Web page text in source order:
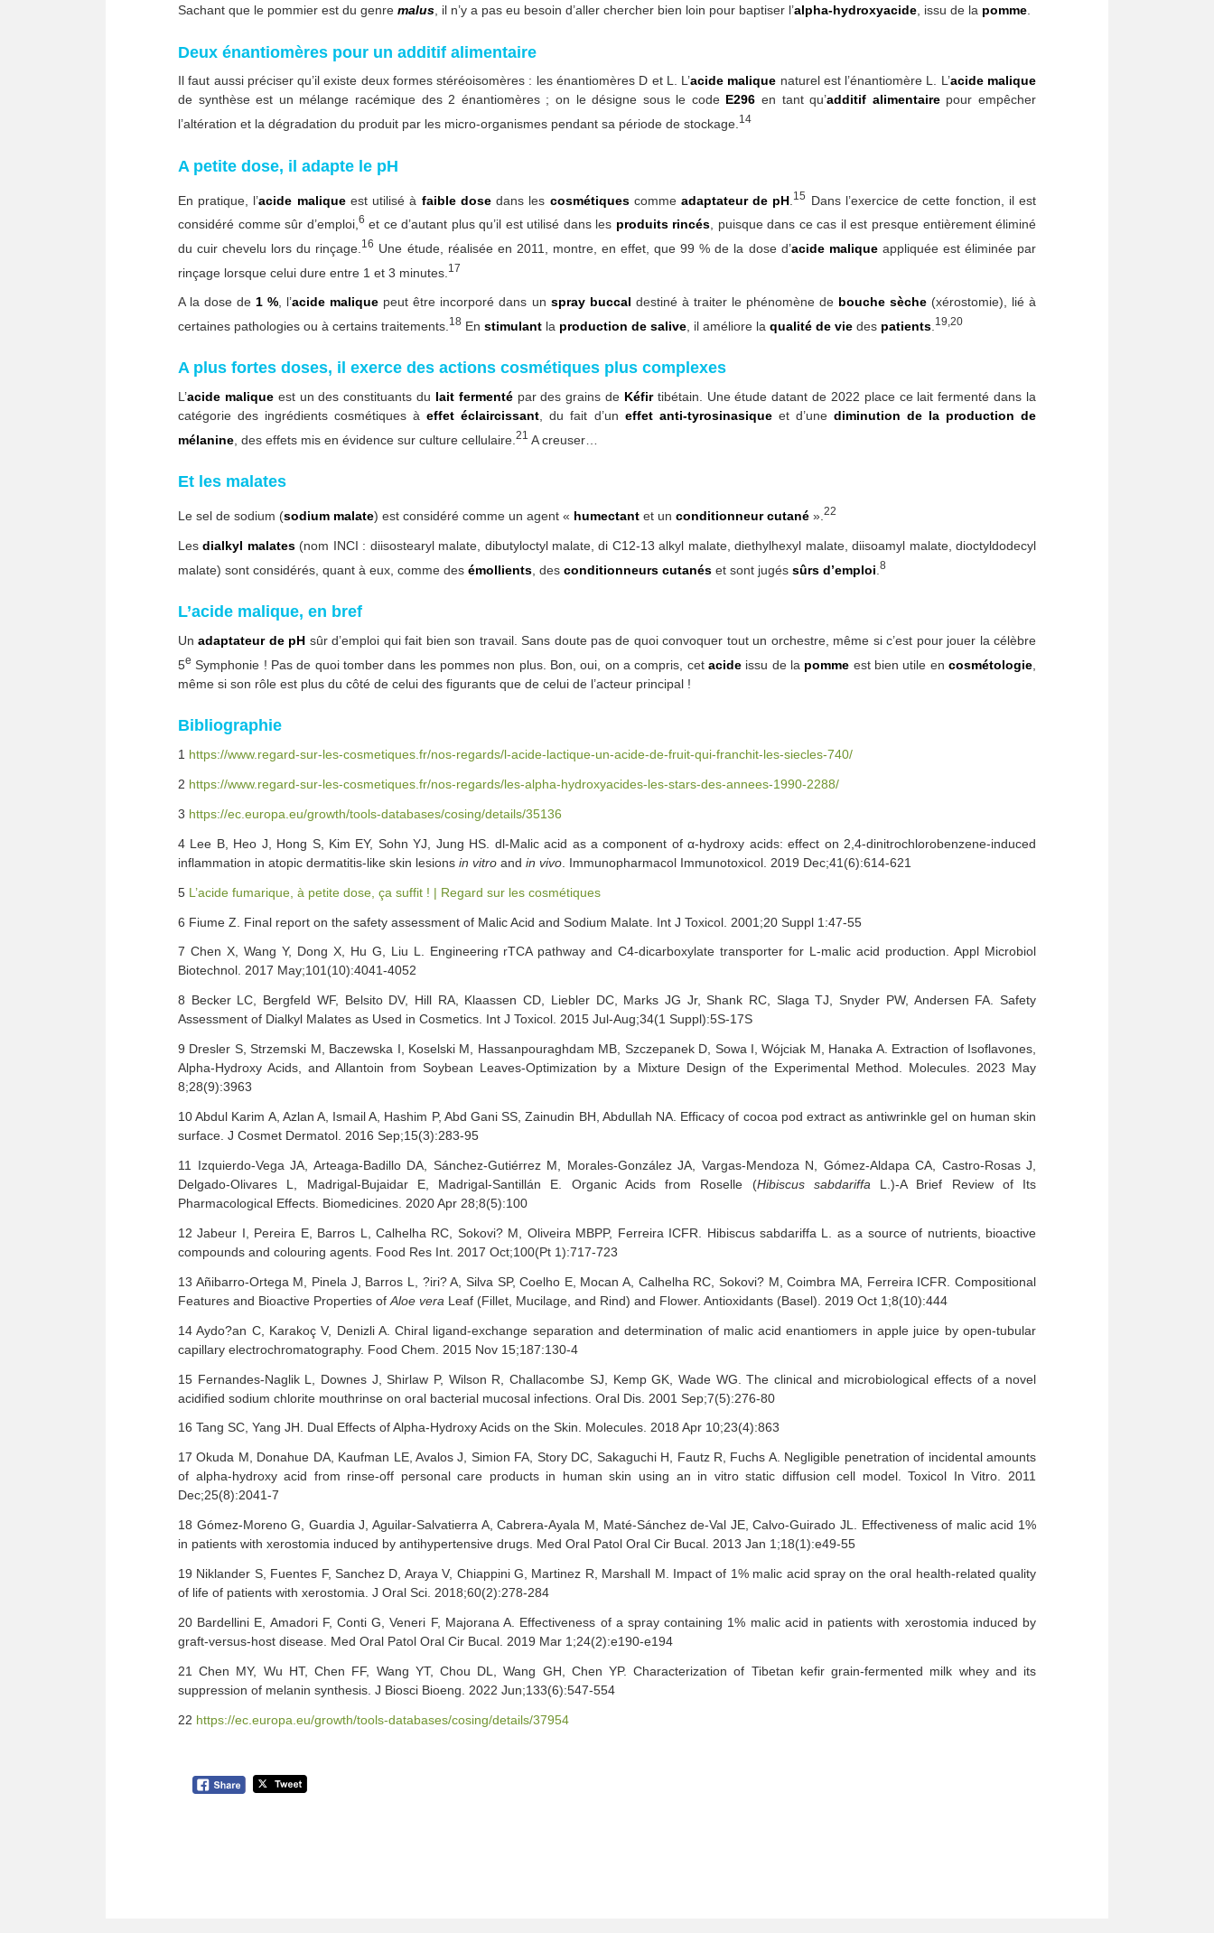
Sachant que le pommier est du genre malus , il n’y a pas eu besoin d’aller chercher bien loin pour baptiser l’alpha-hydroxyacide , issu de la pomme
Deux énantiomères pour un additif alimentaire
Il faut aussi préciser qu’il existe deux formes stéréoisomères : les énantiomères D et L. L’acide malique naturel est l’énantiomère L. L’acide malique
de synthèse est un mélange racémique des 2 énantiomères ; on le désigne sous le code E296 en tant qu’additif alimentairepour empêcher
l’altération et la dégradation du produit par les micro-organismes pendant sa période de stockage. 14
A petite dose, il adapte le pH
En pratique, l’acide maliqueest utilisé à faible dosedans les cosmétiquescommeadaptateur de pH 15
Dans l’exercice de cette fonction, il est
considéré comme sûr d’emploi, 6 et ce d’autant plus qu’il est utilisé dans les produits rincés , puisque dans ce cas il est presque entièrement éliminé
du cuir chevelu lors du rinçage. 16 Une étude, réalisée en 2011, montre, en effet, que 99 % de la dose d’acide maliqueappliquée est éliminée par
rinçage lorsque celui dure entre 1 et 3 minutes. 17
A la dose de 1 % , l’acide malique peut être incorporé dans un spray buccal destiné à traiter le phénomène de bouche sèche(xérostomie), lié à
certaines pathologies ou à certains traitements. 18 En stimulant la production de salive , il améliore la qualité de vie des patients 19,20
A plus fortes doses, il exerce des actions cosmétiques plus complexes
L’acide maliqueest un des constituants du lait fermentépar des grains de Kéfirtibétain. Une étude datant de 2022 place ce lait fermenté dans la
catégorie des ingrédients cosmétiques àeffet éclaircissant, du fait d’un effet anti-tyrosinasiqueet d’une diminution de la production de
mélanine , des effets mis en évidence sur culture cellulaire. 21 A creuser…
Et les malates
Le sel de sodium (sodium malate) est considéré comme un agent « humectant et un conditionneur cutané ». 22
Lesdialkyl malates(nom INCI : diisostearyl malate, dibutyloctyl malate, di C12-13 alkyl malate, diethylhexyl malate, diisoamyl malate, dioctyldodecyl
malate) sont considérés, quant à eux, comme des émollients , des conditionneurs cutanés et sont jugés sûrs d’emploi 8
L’acide malique, en bref
Unadaptateur de pH sûr d’emploi qui fait bien son travail. Sans doute pas de quoi convoquer tout un orchestre, même si c’est pour jouer la célèbre
5e Symphonie ! Pas de quoi tomber dans les pommes non plus. Bon, oui, on a compris, cet acide issu de la pomme est bien utile encosmétologie
même si son rôle est plus du côté de celui des figurants que de celui de l’acteur principal !
Bibliographie
1 https://www.regard-sur-les-cosmetiques.fr/nos-regards/l-acide-lactique-un-acide-de-fruit-qui-franchit-les-siecles-740/
2 https://www.regard-sur-les-cosmetiques.fr/nos-regards/les-alpha-hydroxyacides-les-stars-des-annees-1990-2288/
3 https://ec.europa.eu/growth/tools-databases/cosing/details/35136
4 Lee B, Heo J, Hong S, Kim EY, Sohn YJ, Jung HS. dl-Malic acid as a component of α-hydroxy acids: effect on 2,4-dinitrochlorobenzene-induced
inflammation in atopic dermatitis-like skin lesions in vitro and in vivo . Immunopharmacol Immunotoxicol. 2019 Dec;41(6):614-621
5 L’acide fumarique, à petite dose, ça suffit ! | Regard sur les cosmétiques
6 Fiume Z. Final report on the safety assessment of Malic Acid and Sodium Malate. Int J Toxicol. 2001;20 Suppl 1:47-55
7 Chen X, Wang Y, Dong X, Hu G, Liu L. Engineering rTCA pathway and C4-dicarboxylate transporter for L-malic acid production. Appl Microbiol
Biotechnol. 2017 May;101(10):4041-4052
8 Becker LC, Bergfeld WF, Belsito DV, Hill RA, Klaassen CD, Liebler DC, Marks JG Jr, Shank RC, Slaga TJ, Snyder PW, Andersen FA. Safety
Assessment of Dialkyl Malates as Used in Cosmetics. Int J Toxicol. 2015 Jul-Aug;34(1 Suppl):5S-17S
9 Dresler S, Strzemski M, Baczewska I, Koselski M, Hassanpouraghdam MB, Szczepanek D, Sowa I, Wójciak M, Hanaka A. Extraction of Isoflavones,
Alpha-Hydroxy Acids, and Allantoin from Soybean Leaves-Optimization by a Mixture Design of the Experimental Method. Molecules. 2023 May
8;28(9):3963
10 Abdul Karim A, Azlan A, Ismail A, Hashim P, Abd Gani SS, Zainudin BH, Abdullah NA. Efficacy of cocoa pod extract as antiwrinkle gel on human skin
surface. J Cosmet Dermatol. 2016 Sep;15(3):283-95
11 Izquierdo-Vega JA, Arteaga-Badillo DA, Sánchez-Gutiérrez M, Morales-González JA, Vargas-Mendoza N, Gómez-Aldapa CA, Castro-Rosas J,
Delgado-Olivares L, Madrigal-Bujaidar E, Madrigal-Santillán E. Organic Acids from Roselle (Hibiscus sabdariffa L.)-A Brief Review of Its
Pharmacological Effects. Biomedicines. 2020 Apr 28;8(5):100
12 Jabeur I, Pereira E, Barros L, Calhelha RC, Sokovi? M, Oliveira MBPP, Ferreira ICFR. Hibiscus sabdariffa L. as a source of nutrients, bioactive
compounds and colouring agents. Food Res Int. 2017 Oct;100(Pt 1):717-723
13 Añibarro-Ortega M, Pinela J, Barros L, ?iri? A, Silva SP, Coelho E, Mocan A, Calhelha RC, Sokovi? M, Coimbra MA, Ferreira ICFR. Compositional
Features and Bioactive Properties of Aloe vera Leaf (Fillet, Mucilage, and Rind) and Flower. Antioxidants (Basel). 2019 Oct 1;8(10):444
14 Aydo?an C, Karakoç V, Denizli A. Chiral ligand-exchange separation and determination of malic acid enantiomers in apple juice by open-tubular
capillary electrochromatography. Food Chem. 2015 Nov 15;187:130-4
15 Fernandes-Naglik L, Downes J, Shirlaw P, Wilson R, Challacombe SJ, Kemp GK, Wade WG. The clinical and microbiological effects of a novel
acidified sodium chlorite mouthrinse on oral bacterial mucosal infections. Oral Dis. 2001 Sep;7(5):276-80
16 Tang SC, Yang JH. Dual Effects of Alpha-Hydroxy Acids on the Skin. Molecules. 2018 Apr 10;23(4):863
17 Okuda M, Donahue DA, Kaufman LE, Avalos J, Simion FA, Story DC, Sakaguchi H, Fautz R, Fuchs A. Negligible penetration of incidental amounts
of alpha-hydroxy acid from rinse-off personal care products in human skin using an in vitro static diffusion cell model. Toxicol In Vitro. 2011
Dec;25(8):2041-7
18 Gómez-Moreno G, Guardia J, Aguilar-Salvatierra A, Cabrera-Ayala M, Maté-Sánchez de-Val JE, Calvo-Guirado JL. Effectiveness of malic acid 1%
in patients with xerostomia induced by antihypertensive drugs. Med Oral Patol Oral Cir Bucal. 2013 Jan 1;18(1):e49-55
19 Niklander S, Fuentes F, Sanchez D, Araya V, Chiappini G, Martinez R, Marshall M. Impact of 1% malic acid spray on the oral health-related quality
of life of patients with xerostomia. J Oral Sci. 2018;60(2):278-284
20 Bardellini E, Amadori F, Conti G, Veneri F, Majorana A. Effectiveness of a spray containing 1% malic acid in patients with xerostomia induced by
graft-versus-host disease. Med Oral Patol Oral Cir Bucal. 2019 Mar 1;24(2):e190-e194
21 Chen MY, Wu HT, Chen FF, Wang YT, Chou DL, Wang GH, Chen YP. Characterization of Tibetan kefir grain-fermented milk whey and its
suppression of melanin synthesis. J Biosci Bioeng. 2022 Jun;133(6):547-554
22 https://ec.europa.eu/growth/tools-databases/cosing/details/37954